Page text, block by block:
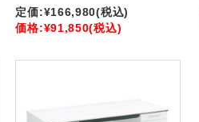
定価:¥166,980(税込)
価格:¥91,850(税込)